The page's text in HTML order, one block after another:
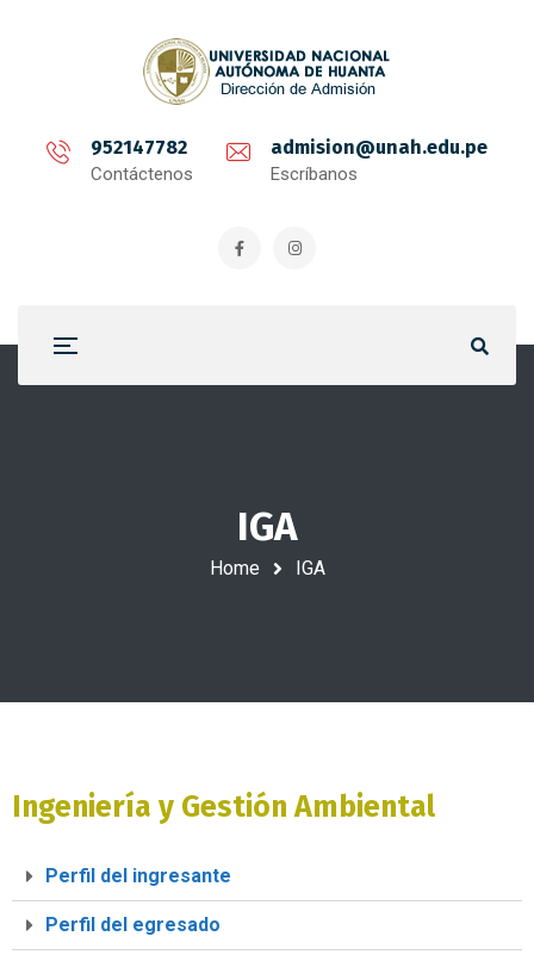
952147782
Contáctenos
admision@unah.edu.pe
Escríbanos
IGA
Home IGA
Ingeniería y Gestión Ambiental
Perfil del ingresante
Perfil del egresado